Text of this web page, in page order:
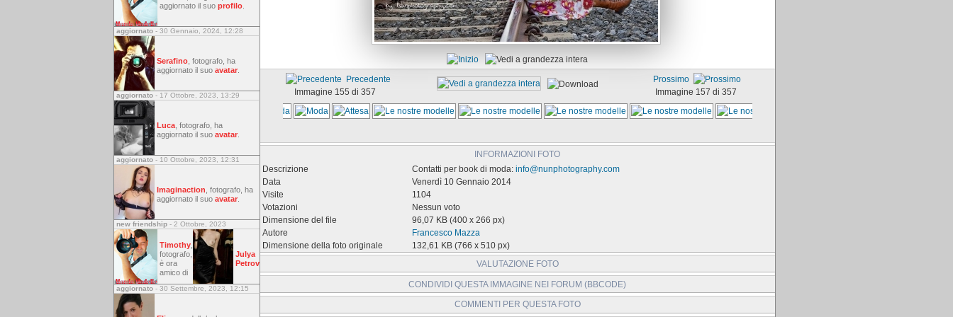
Precedente
Immagine 155 di 357
Prossimo
Immagine 157 di 357
INFORMAZIONI FOTO
Descrizione
Contatti per book di moda: info@nunphotography.com
Data
Venerdì 10 Gennaio 2014
Visite
1104
Votazioni
Nessun voto
Dimensione del file
96,07 KB (400 x 266 px)
Autore
Francesco Mazza
Dimensione della foto originale
132,61 KB (766 x 510 px)
VALUTAZIONE FOTO
Brutta Splendida
CONDIVIDI QUESTA IMMAGINE NEI FORUM (BBCODE)
Includi immagine:
Link a immagine:
COMMENTI PER QUESTA FOTO
aggiornato il suo profilo
aggiornato - 30 Gennaio, 2024, 12:28
Serafino , fotografo, ha
aggiornato il suo avatar
aggiornato - 17 Ottobre, 2023, 13:29
Luca , fotografo, ha
aggiornato il suo avatar
aggiornato - 10 Ottobre, 2023, 12:31
Imaginaction , fotografo, ha
aggiornato il suo avatar
new friendship - 2 Ottobre, 2023
Timothy
fotografo,
è ora
amico di
Julya
Petrov
aggiornato - 30 Settembre, 2023, 12:15